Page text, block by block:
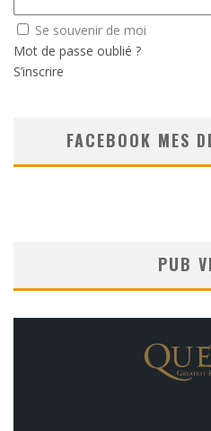
Se souvenir de moi
Mot de passe oublié ?
S’inscrire
FACEBOOK MES
PUB